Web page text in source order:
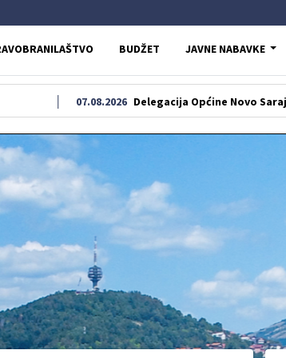
BUDŽET JAVNE NABAVKE
Delegacija Općine Novo Sarajevo odala